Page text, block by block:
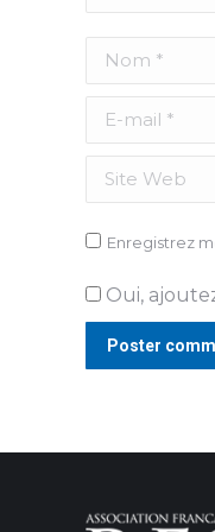
Nom *
E-mail *
Site Web
Enregistrez
Oui,
Poster